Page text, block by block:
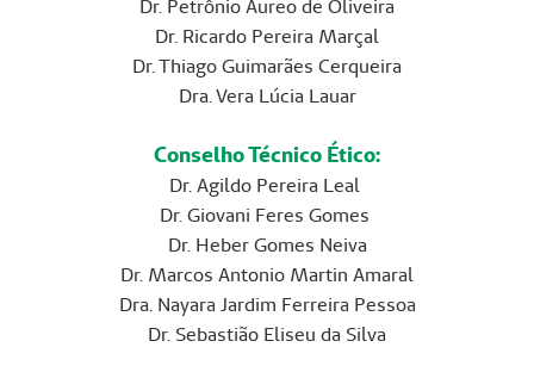
Dr. Petrônio Aureo de Oliveira
Dr. Ricardo Pereira Marçal
Dr. Thiago Guimarães Cerqueira
Dra. Vera Lúcia Lauar
Conselho Técnico Ético:
Dr. Agildo Pereira Leal
Dr. Giovani Feres Gomes
Dr. Heber Gomes Neiva
Dr. Marcos Antonio Martin Amaral
Dra. Nayara Jardim Ferreira Pessoa
Dr. Sebastião Eliseu da Silva